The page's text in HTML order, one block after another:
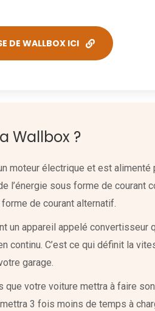
DE WALLBOX ICI
Wallbox ?
moteur électrique et est alimenté
l’énergie sous forme de courant
de courant alternatif.
un appareil appelé convertisseur
continu. C’est ce qui définit la
garage.
votre voiture mettra à faire son
3 fois moins de temps à